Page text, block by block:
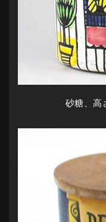
砂糖、高